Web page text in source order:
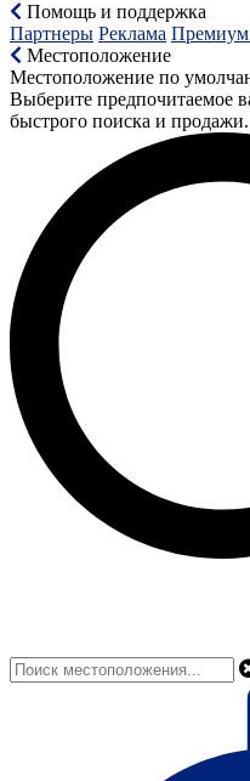
Помощь и поддержка
Партнеры Реклама Премиум
Местоположение
Местоположение по
Выберите предпочитаемое
быстрого поиска и продажи.